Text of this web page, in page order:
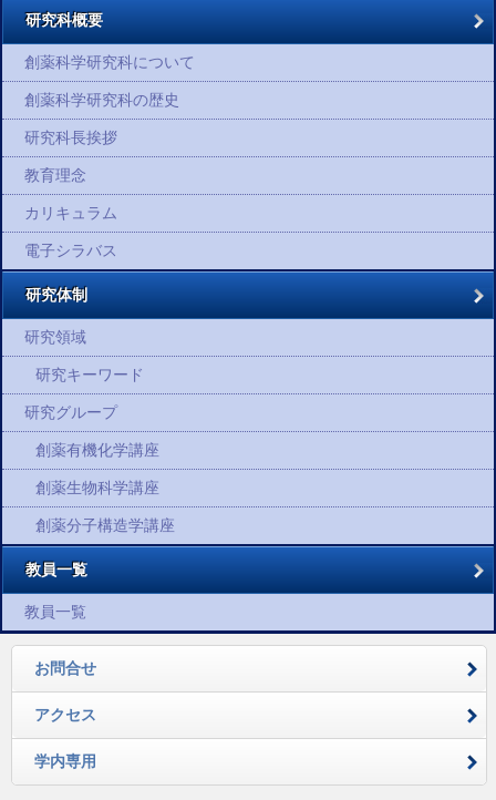
研究科概要
創薬科学研究科について
創薬科学研究科の歴史
研究科長挨拶
教育理念
カリキュラム
電子シラバス
研究体制
研究領域
研究キーワード
研究グループ
創薬有機化学講座
創薬生物科学講座
創薬分子構造学講座
教員一覧
教員一覧
お問合せ
アクセス
学内専用